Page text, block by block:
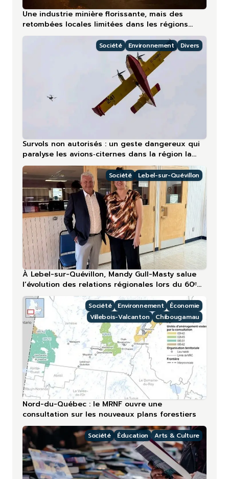
Une industrie minière florissante, mais des
retombées locales limitées dans les régions
nordiques
Société Environnement Divers
Survols non autorisés : un geste dangereux qui
paralyse les avions‑citernes dans la région la
plus touchée en 2026
Société Lebel-sur-Quévillon
À Lebel-sur-Quévillon, Mandy Gull-Masty salue
l’évolution des relations régionales lors du 60ᵉ
anniversaire
Société Environnement
Économie
Villebois-Valcanton
Chibougamau
Nord-du-Québec : le MRNF ouvre une
consultation sur les nouveaux plans forestiers
Société Éducation Arts & Culture